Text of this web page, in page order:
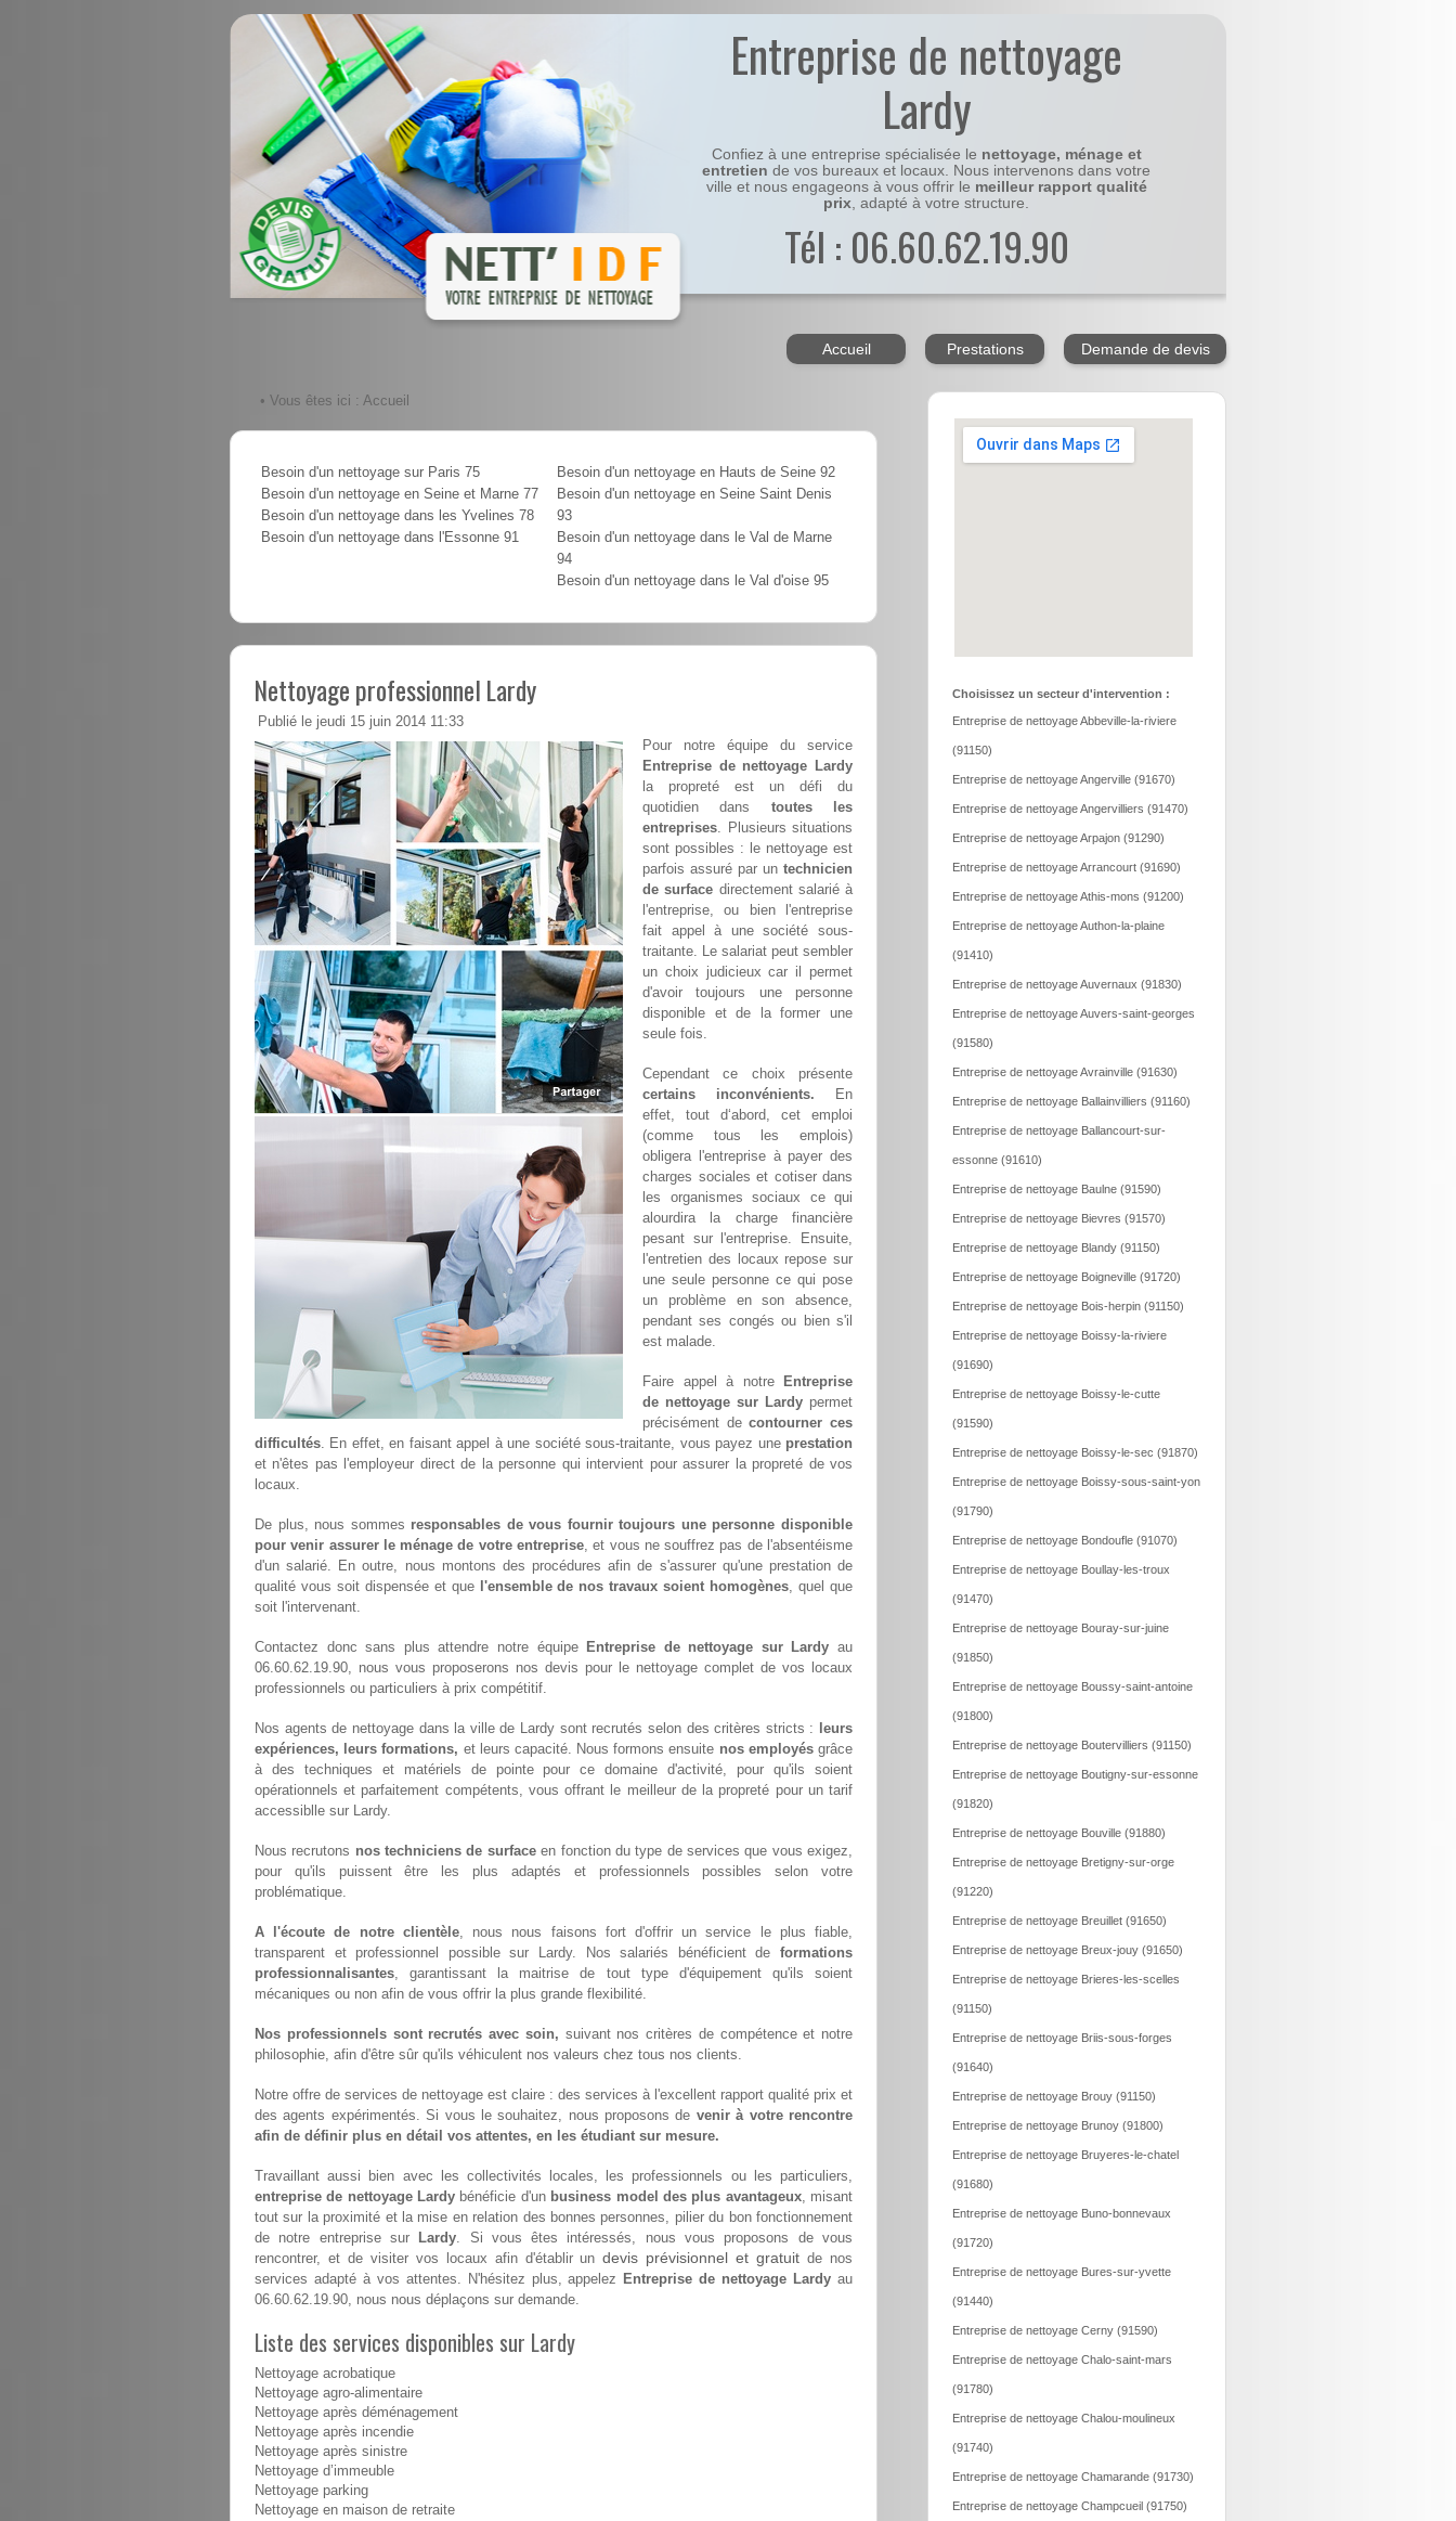
Entreprise de nettoyage
Lardy
Confiez à une entreprise spécialisée le nettoyage, ménage et
entretien de vos bureaux et locaux. Nous intervenons dans votre
ville et nous engageons à vous offrir le meilleur rapport qualité
prix, adapté à votre structure.
Tél : 06.60.62.19.90
Accueil Prestations Demande de devis
• Vous êtes ici : Accueil
Besoin d'un nettoyage sur Paris 75
Besoin d'un nettoyage en Seine et Marne 77
Besoin d'un nettoyage dans les Yvelines 78
Besoin d'un nettoyage dans l'Essonne 91
Besoin d'un nettoyage en Hauts de Seine 92
Besoin d'un nettoyage en Seine Saint Denis
93
Besoin d'un nettoyage dans le Val de Marne
94
Besoin d'un nettoyage dans le Val d'oise 95
Nettoyage professionnel Lardy
Publié le jeudi 15 juin 2014 11:33
Pour notre équipe du service
Entreprise de nettoyage Lardy
la propreté est un défi du
quotidien dans toutes les
entreprises. Plusieurs situations
sont possibles : le nettoyage est
parfois assuré par un technicien
de surface directement salarié à
l'entreprise, ou bien l'entreprise
fait appel à une société sous-
traitante. Le salariat peut sembler
un choix judicieux car il permet
d'avoir toujours une personne
disponible et de la former une
seule fois.
Cependant ce choix présente
certains inconvénients. En
effet, tout d‘abord, cet emploi
(comme tous les emplois)
obligera l'entreprise à payer des
charges sociales et cotiser dans
les organismes sociaux ce qui
alourdira la charge financière
pesant sur l'entreprise. Ensuite,
l'entretien des locaux repose sur
une seule personne ce qui pose
un problème en son absence,
pendant ses congés ou bien s'il
est malade.
Faire appel à notre
Entreprise
de nettoyage sur Lardy permet
précisément decontourner ces
difficultés. En effet, en faisant appel à une société sous-traitante, vous payez une prestation
et n'êtes pas l'employeur direct de la personne qui intervient pour assurer la propreté de vos
locaux.
De plus, nous sommes responsables de vous fournir toujours une personne disponible
pour venir assurer le ménage de votre entreprise, et vous ne souffrez pas de l'absentéisme
d'un salarié. En outre, nous montons des procédures afin de s'assurer qu'une prestation de
qualité vous soit dispensée et que l'ensemble de nos travaux soient homogènes, quel que
soit l'intervenant.
Contactez donc sans plus attendre notre équipe Entreprise de nettoyage sur Lardy au
06.60.62.19.90, nous vous proposerons nos devis pour le nettoyage complet de vos locaux
professionnels ou particuliers à prix compétitif.
Nos agents de nettoyage dans la ville de Lardy sont recrutés selon des critères stricts :
leurs
expériences, leurs formations, et leurs capacité. Nous formons ensuite nos employésgrâce
à des techniques et matériels de pointe pour ce domaine d'activité, pour qu'ils soient
opérationnels et parfaitement compétents, vous offrant le meilleur de la propreté pour un tarif
accessiblle sur Lardy.
Nous recrutons nos techniciens de surfaceen fonction du type de services que vous exigez,
pour qu'ils puissent être les plus adaptés et professionnels possibles selon votre
problématique.
A l'écoute de notre clientèle, nous nous faisons fort d'offrir un service le plus fiable,
transparent et professionnel possible sur Lardy. Nos salariés bénéficient de formations
professionnalisantes, garantissant la maitrise de tout type d'équipement qu'ils soient
mécaniques ou non afin de vous offrir la plus grande flexibilité.
Nos professionnels sont recrutés avec soin, suivant nos critères de compétence et notre
philosophie, afin d'être sûr qu'ils véhiculent nos valeurs chez tous nos clients.
Notre offre de services de nettoyage est claire : des services à l'excellent rapport qualité prix et
des agents expérimentés. Si vous le souhaitez, nous proposons de venir à votre rencontre
afin de définir plus en détail vos attentes, en les étudiant sur mesure.
Travaillant aussi bien avec les collectivités locales, les professionnels ou les particuliers,
entreprise de nettoyage Lardy bénéficie d'un business model des plus avantageux, misant
tout sur la proximité et la mise en relation des bonnes personnes, pilier du bon fonctionnement
de notre entreprise sur
Lardy. Si vous êtes intéressés, nous vous proposons de vous
rencontrer, et de visiter vos locaux afin d'établir undevis prévisionnel et gratuit de nos
services adapté à vos attentes. N'hésitez plus, appelez Entreprise de nettoyage Lardy au
06.60.62.19.90, nous nous déplaçons sur demande.
Liste des services disponibles sur Lardy
Nettoyage acrobatique
Nettoyage agro-alimentaire
Nettoyage après déménagement
Nettoyage après incendie
Nettoyage après sinistre
Nettoyage d’immeuble
Nettoyage parking
Nettoyage en maison de retraite
Choisissez un secteur d'intervention :
Entreprise de nettoyage Abbeville-la-riviere
(91150)
Entreprise de nettoyage Angerville (91670)
Entreprise de nettoyage Angervilliers (91470)
Entreprise de nettoyage Arpajon (91290)
Entreprise de nettoyage Arrancourt (91690)
Entreprise de nettoyage Athis-mons (91200)
Entreprise de nettoyage Authon-la-plaine
(91410)
Entreprise de nettoyage Auvernaux (91830)
Entreprise de nettoyage Auvers-saint-georges
(91580)
Entreprise de nettoyage Avrainville (91630)
Entreprise de nettoyage Ballainvilliers (91160)
Entreprise de nettoyage Ballancourt-sur-
essonne (91610)
Entreprise de nettoyage Baulne (91590)
Entreprise de nettoyage Bievres (91570)
Entreprise de nettoyage Blandy (91150)
Entreprise de nettoyage Boigneville (91720)
Entreprise de nettoyage Bois-herpin (91150)
Entreprise de nettoyage Boissy-la-riviere
(91690)
Entreprise de nettoyage Boissy-le-cutte
(91590)
Entreprise de nettoyage Boissy-le-sec (91870)
Entreprise de nettoyage Boissy-sous-saint-yon
(91790)
Entreprise de nettoyage Bondoufle (91070)
Entreprise de nettoyage Boullay-les-troux
(91470)
Entreprise de nettoyage Bouray-sur-juine
(91850)
Entreprise de nettoyage Boussy-saint-antoine
(91800)
Entreprise de nettoyage Boutervilliers (91150)
Entreprise de nettoyage Boutigny-sur-essonne
(91820)
Entreprise de nettoyage Bouville (91880)
Entreprise de nettoyage Bretigny-sur-orge
(91220)
Entreprise de nettoyage Breuillet (91650)
Entreprise de nettoyage Breux-jouy (91650)
Entreprise de nettoyage Brieres-les-scelles
(91150)
Entreprise de nettoyage Briis-sous-forges
(91640)
Entreprise de nettoyage Brouy (91150)
Entreprise de nettoyage Brunoy (91800)
Entreprise de nettoyage Bruyeres-le-chatel
(91680)
Entreprise de nettoyage Buno-bonnevaux
(91720)
Entreprise de nettoyage Bures-sur-yvette
(91440)
Entreprise de nettoyage Cerny (91590)
Entreprise de nettoyage Chalo-saint-mars
(91780)
Entreprise de nettoyage Chalou-moulineux
(91740)
Entreprise de nettoyage Chamarande (91730)
Entreprise de nettoyage Champcueil (91750)